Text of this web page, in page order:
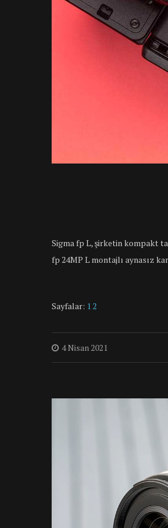
Sigma fp L, şirketin kompakt
fp 24MP L montajlı aynasız
Sayfalar: 12
4 Nisan 2021